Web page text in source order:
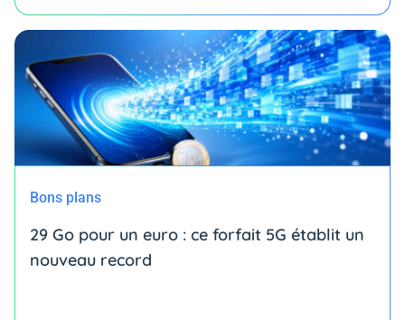
Bons plans
29 Go pour un euro : ce forfait 5G établit un
nouveau record